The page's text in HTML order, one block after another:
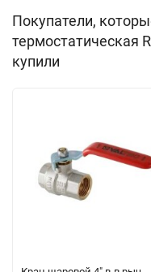
Покупатели,
термостатическая
купили